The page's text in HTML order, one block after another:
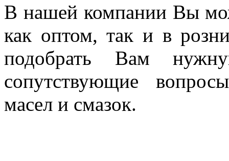
В нашей компании Вы
как оптом, так и в
подобрать Вам
сопутствующие
масел и смазок.